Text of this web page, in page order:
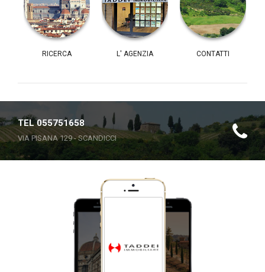
RICERCA L' AGENZIA CONTATTI
TEL 055751658
VIA PISANA 129 - SCANDICCI